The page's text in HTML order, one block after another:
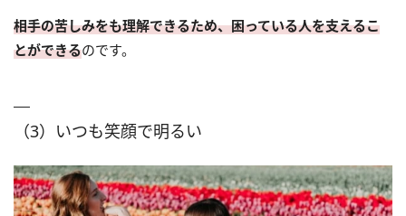
相手の苦しみをも理解できるため、困っている人を支えるこ
とができるのです。
（3）いつも笑顔で明るい